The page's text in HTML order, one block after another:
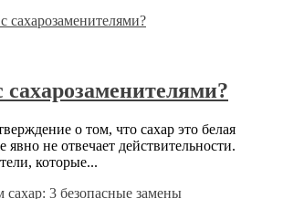
сахарозаменителями?
о том, что сахар это белая
явно не отвечает действительности.
которые...